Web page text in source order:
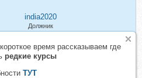
время рассказываем где
редкие курсы
ТУТ
india2020
Должник